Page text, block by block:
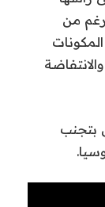
من
بتجنب